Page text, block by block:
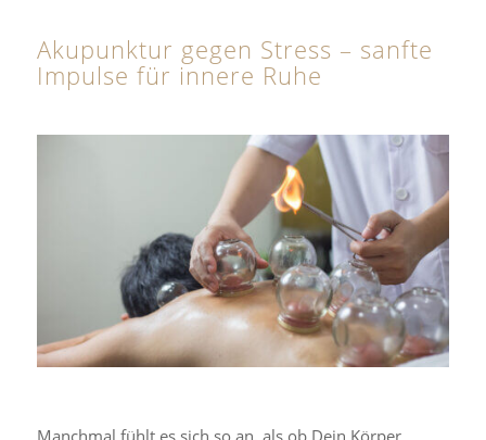
Akupunktur gegen Stress – sanfte
Impulse für innere Ruhe